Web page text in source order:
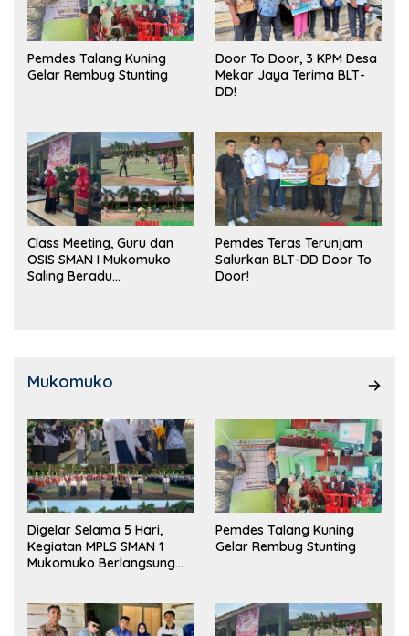
Pemdes Talang Kuning
Gelar Rembug Stunting
Door To Door, 3 KPM Desa
Mekar Jaya Terima BLT-
DD!
Class Meeting, Guru dan
OSIS SMAN I Mukomuko
Saling Beradu
Pemdes Teras Terunjam
Salurkan BLT-DD Door To
Door!
Mukomuko
Digelar Selama 5 Hari,
Kegiatan MPLS SMAN 1
Mukomuko Berlangsung
Pemdes Talang Kuning
Gelar Rembug Stunting